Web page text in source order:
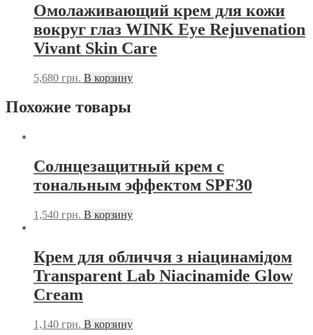
Омолаживающий крем для кожи
вокруг глаз WINK Eye Rejuvenation
Vivant Skin Care
5,680 грн. В корзину
Похожие товары
Солнцезащитный крем с
тональным эффектом SPF30
1,540 грн. В корзину
Крем для обличчя з ніацинамідом
Transparent Lab Niacinamide Glow
Cream
1,140 грн. В корзину